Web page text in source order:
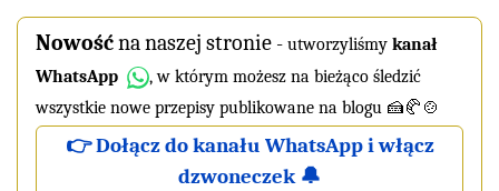
Nowośćna naszej stronie - utworzyliśmy kanał
WhatsApp
, w którym możesz na bieżąco śledzić
wszystkie nowe przepisy publikowane na blogu 🍰🥐🍲
👉 Dołącz do kanału WhatsApp i włącz
dzwoneczek 🔔